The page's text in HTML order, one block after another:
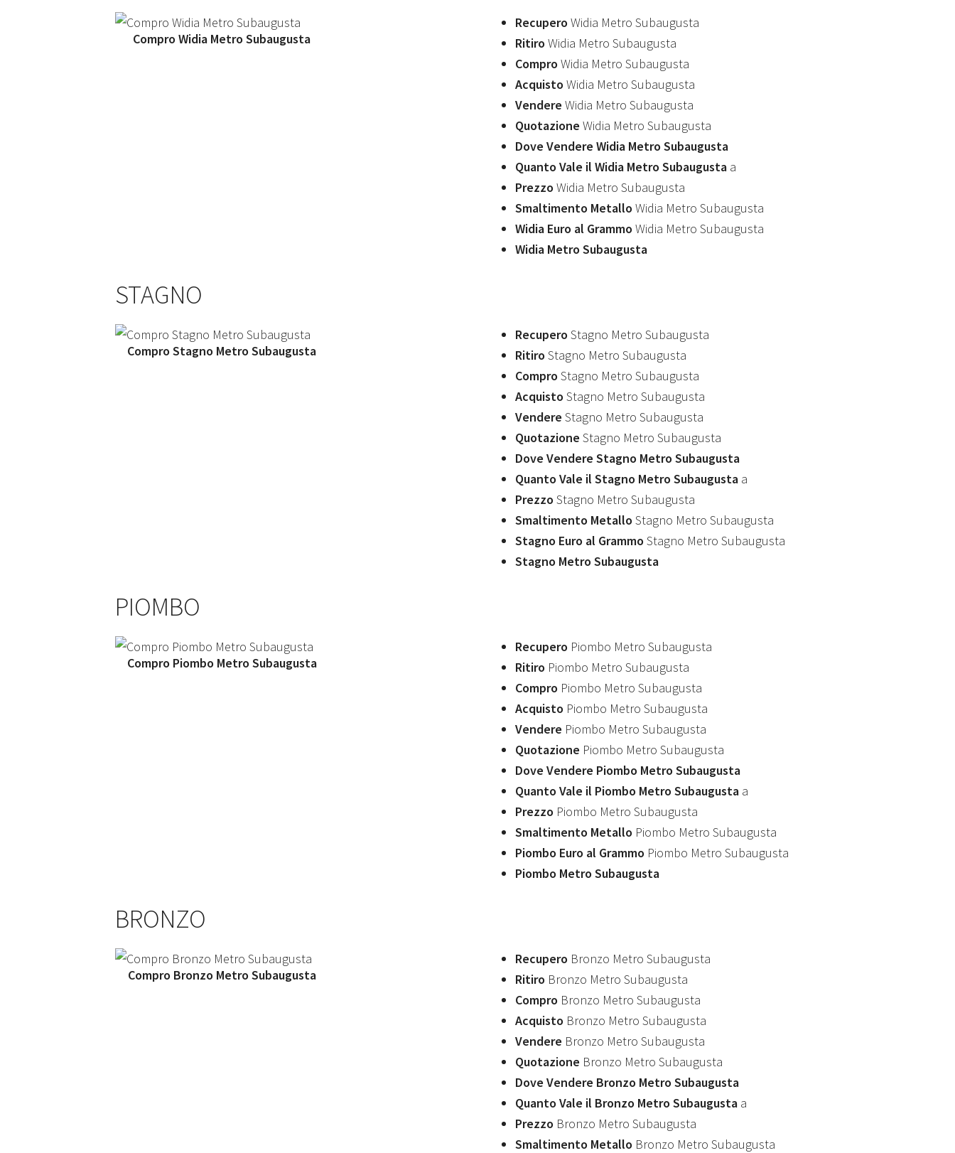
Compro Widia Metro Subaugusta
RecuperoWidia Metro Subaugusta
Ritiro Widia Metro Subaugusta
Compro Widia Metro Subaugusta
Acquisto Widia Metro Subaugusta
Vendere Widia Metro Subaugusta
Quotazione Widia Metro Subaugusta
Dove Vendere Widia Metro Subaugusta
Quanto Vale il Widia Metro Subaugusta a
Prezzo Widia Metro Subaugusta
Smaltimento Metallo Widia Metro Subaugusta
Widia Euro al Grammo Widia Metro Subaugusta
Widia Metro Subaugusta
STAGNO
Compro Stagno Metro Subaugusta
RecuperoStagno Metro Subaugusta
Ritiro Stagno Metro Subaugusta
Compro Stagno Metro Subaugusta
Acquisto Stagno Metro Subaugusta
Vendere Stagno Metro Subaugusta
Quotazione Stagno Metro Subaugusta
Dove Vendere Stagno Metro Subaugusta
Quanto Vale il Stagno Metro Subaugusta a
Prezzo Stagno Metro Subaugusta
Smaltimento Metallo Stagno Metro Subaugusta
Stagno Euro al Grammo Stagno Metro Subaugusta
Stagno Metro Subaugusta
PIOMBO
Compro Piombo Metro Subaugusta
Recupero Piombo Metro Subaugusta
Ritiro Piombo Metro Subaugusta
Compro Piombo Metro Subaugusta
Acquisto Piombo Metro Subaugusta
Vendere Piombo Metro Subaugusta
Quotazione Piombo Metro Subaugusta
Dove Vendere Piombo Metro Subaugusta
Quanto Vale il Piombo Metro Subaugusta a
Prezzo Piombo Metro Subaugusta
Smaltimento Metallo Piombo Metro Subaugusta
Piombo Euro al Grammo Piombo Metro Subaugusta
Piombo Metro Subaugusta
BRONZO
Compro Bronzo Metro Subaugusta
Recupero Bronzo Metro Subaugusta
Ritiro Bronzo Metro Subaugusta
Compro Bronzo Metro Subaugusta
Acquisto Bronzo Metro Subaugusta
Vendere Bronzo Metro Subaugusta
Quotazione Bronzo Metro Subaugusta
Dove Vendere Bronzo Metro Subaugusta
Quanto Vale il Bronzo Metro Subaugusta a
Prezzo Bronzo Metro Subaugusta
Smaltimento Metallo Bronzo Metro Subaugusta